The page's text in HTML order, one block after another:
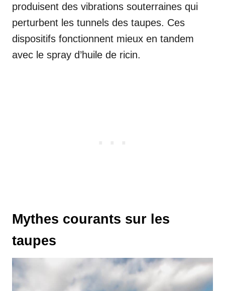
produisent des vibrations souterraines qui
perturbent les tunnels des taupes. Ces
dispositifs fonctionnent mieux en tandem
avec le spray d’huile de ricin.
Mythes courants sur les
taupes